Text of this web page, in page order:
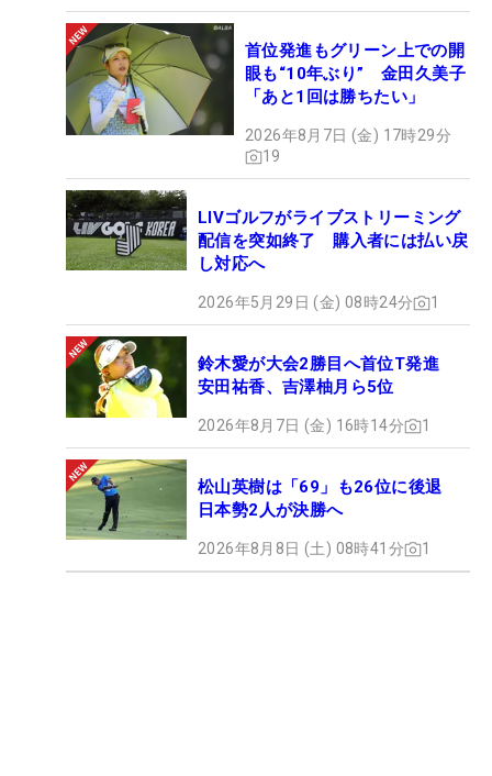
首位発進もグリーン上での開
眼も“10年ぶり” 金田久美子
「あと1回は勝ちたい」
2026年8月7日 (金) 17時29分
19
LIVゴルフがライブストリーミング
配信を突如終了 購入者には払い戻
し対応へ
2026年5月29日 (金) 08時24分 1
鈴木愛が大会2勝目へ首位T発進
安田祐香、吉澤柚月ら5位
2026年8月7日 (金) 16時14分 1
松山英樹は「69」も26位に後退
日本勢2人が決勝へ
2026年8月8日 (土) 08時41分 1